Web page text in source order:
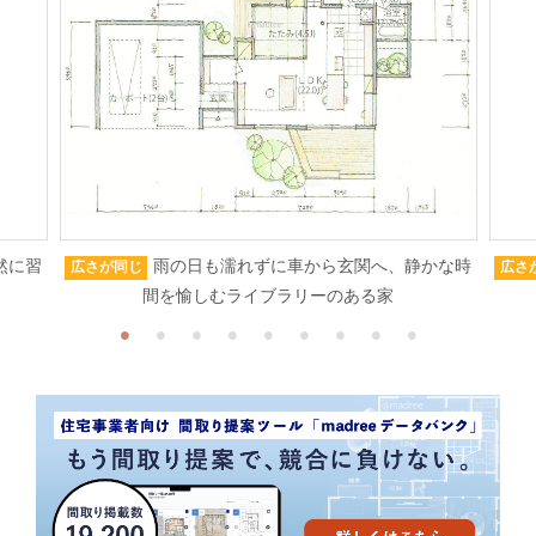
に習 広さが同じ
雨の日も濡れずに車から玄関へ、静かな時
間を愉しむライブラリーのある家
広さ